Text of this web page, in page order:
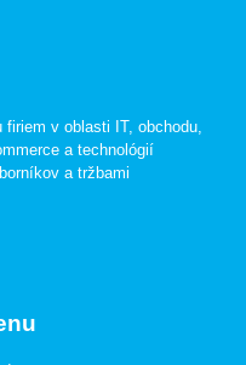
v oblasti IT, obchodu,
a technológií
a tržbami